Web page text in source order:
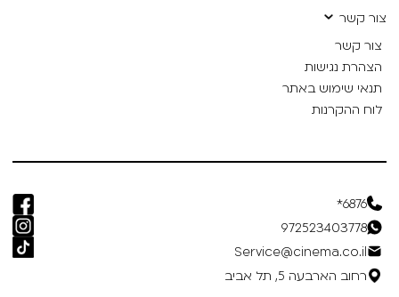
צור קשר
צור קשר
הצהרת נגישות
תנאי שימוש באתר
לוח ההקרנות
6876*
972523403778
Service@cinema.co.il
רחוב הארבעה 5, תל אביב